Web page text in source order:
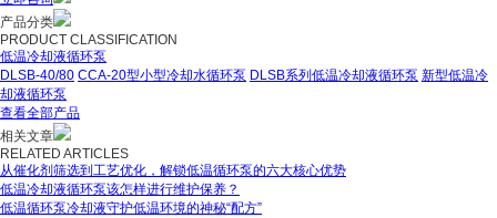
产品分类
PRODUCT CLASSIFICATION
低温冷却液循环泵
DLSB-40/80 CCA-20型小型冷却水循环泵 DLSB系列低温冷却液循环泵 新型低温冷
却液循环泵
查看全部产品
相关文章
RELATED ARTICLES
从催化剂筛选到工艺优化，解锁低温循环泵的六大核心优势
低温冷却液循环泵该怎样进行维护保养？
低温循环泵冷却液守护低温环境的神秘“配方”